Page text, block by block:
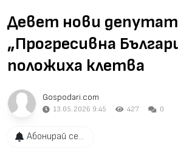
Девет нови
„Прогресивна
положиха клетва
Gospodari.com
13.05.2026 9:45 427 0
Абонирай се...